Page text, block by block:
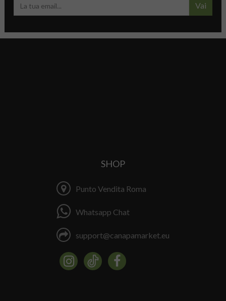
Vai
SHOP
Punto Vendita Roma
Whatsapp Chat
support@canapamarket.eu